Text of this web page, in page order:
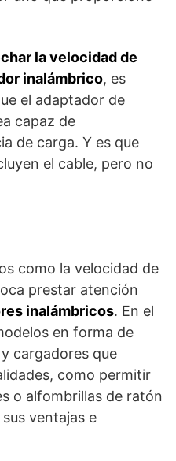
la velocidad de
inalámbrico, es
el adaptador de
capaz de
de carga. Y es que
el cable, pero no
como la velocidad de
prestar atención
inalámbricos. En el
en forma de
cargadores que
como permitir
o alfombrillas de ratón
ventajas e